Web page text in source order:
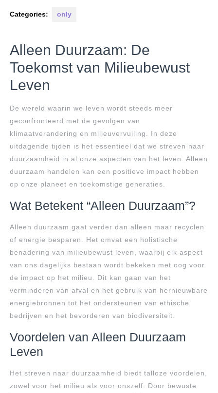
Categories: only
Alleen Duurzaam: De
Toekomst van Milieubewust
Leven
De wereld waarin we leven wordt steeds meer
geconfronteerd met de gevolgen van
klimaatverandering en milieuvervuiling. In deze
uitdagende tijden is het essentieel dat we streven naar
duurzaamheid in al onze aspecten van het leven. Alleen
duurzaam handelen kan een positieve impact hebben
op onze planeet en toekomstige generaties.
Wat Betekent “Alleen Duurzaam”?
Alleen duurzaam gaat verder dan alleen maar recyclen
of energie besparen. Het omvat een holistische
benadering van milieubewust leven, waarbij elk aspect
van ons dagelijks bestaan wordt bekeken met oog voor
de impact op het milieu. Dit kan gaan van het
verminderen van afval en het gebruik van hernieuwbare
energiebronnen tot het ondersteunen van ethische
bedrijven en het bevorderen van biodiversiteit.
Voordelen van Alleen Duurzaam
Leven
Het streven naar duurzaamheid biedt talloze voordelen,
zowel voor het milieu als voor onszelf. Door bewuste